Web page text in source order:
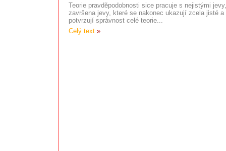
Teorie pravděpodobnosti sice pracuje s nejistými
završena jevy, které se nakonec ukazují zcela jisté a
potvrzují správnost celé teorie...
Celý text »